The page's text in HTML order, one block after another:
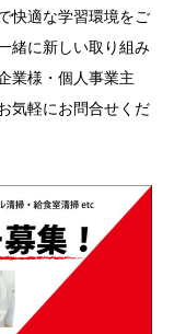
適な学習環境をご
緒に新しい取り組み
業様・個人事業主
気軽にお問合せくだ